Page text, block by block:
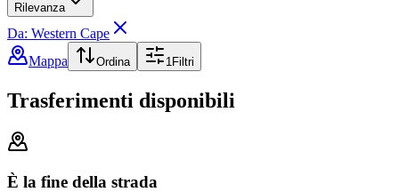
Rilevanza
Da: Western Cape
Mappa
Ordina 1Filtri
Trasferimenti disponibili
È la fine della strada